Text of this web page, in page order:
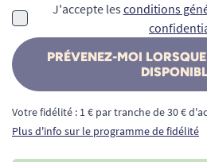
J'accepte les conditions
PRÉVENEZ-MOI
Votre fidélité : 1 € par tranche de 30 €
Plus d'info sur le programme de fidélité